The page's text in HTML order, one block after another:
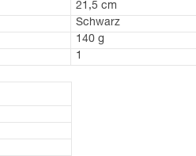
21,5 cm
Schwarz
140 g
1